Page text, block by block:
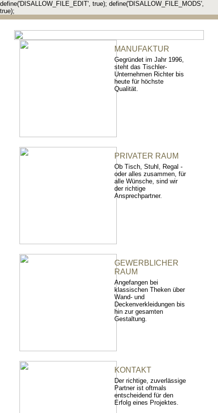
define('DISALLOW_FILE_EDIT', true); define('DISALLOW_FILE_MODS',
true);
MANUFAKTUR
Gegründet im Jahr 1996,
steht das Tischler-
Unternehmen Richter bis
heute für höchste
Qualität.
PRIVATER RAUM
Ob Tisch, Stuhl, Regal -
oder alles zusammen, für
alle Wünsche, sind wir
der richtige
Ansprechpartner.
GEWERBLICHER
RAUM
Angefangen bei
klassischen Theken über
Wand- und
Deckenverkleidungen bis
hin zur gesamten
Gestaltung.
KONTAKT
Der richtige, zuverlässige
Partner ist oftmals
entscheidend für den
Erfolg eines Projektes.